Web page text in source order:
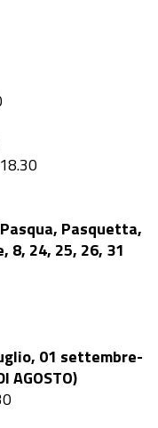
Pasquetta,
8, 24, 25, 26, 31
01 settembre-
AGOSTO)